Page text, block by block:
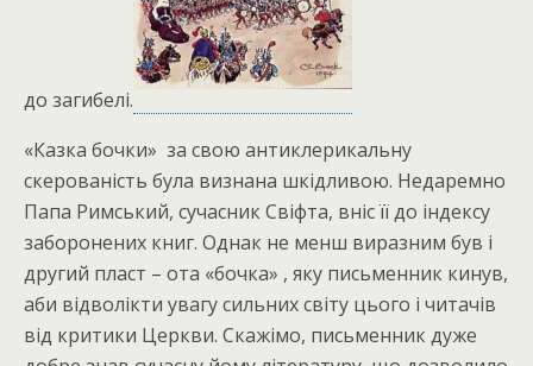
до загибелі.
«Казка бочки» за свою антиклерикальну
скерованість була визнана шкідливою. Недаремно
Папа Римський, сучасник Свіфта, вніс її до індексу
заборонених книг. Однак не менш виразним був і
другий пласт – ота «бочка» , яку письменник кинув,
аби відволікти увагу сильних світу цього і читачів
від критики Церкви. Скажімо, письменник дуже